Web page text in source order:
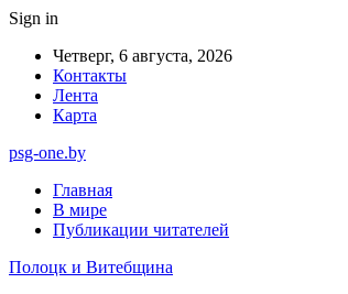
Sign in
Четверг, 6 августа, 2026
Контакты
Лента
Карта
psg-one.by
Главная
В мире
Публикации читателей
Полоцк и Витебщина